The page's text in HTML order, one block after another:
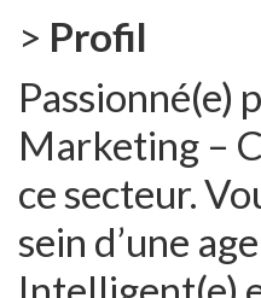
> Profil
Passionné(e)
Marketing –
ce secteur.
sein d’une